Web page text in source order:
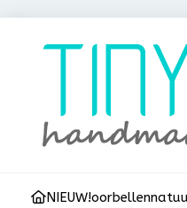
NIEUW!oorbellen